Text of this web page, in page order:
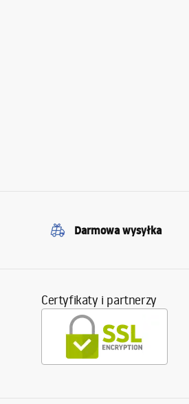
Darmowa wysyłka
Certyfikaty i partnerzy